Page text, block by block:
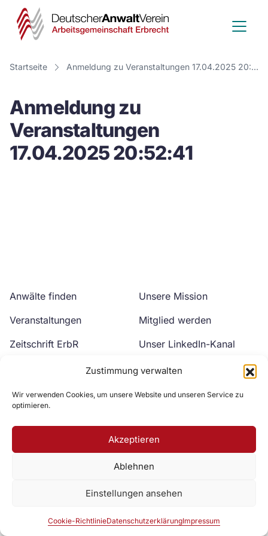
Zustimmung verwalten
Wir verwenden Cookies, um unsere Website und unseren Service zu
optimieren.
Akzeptieren
Ablehnen
Einstellungen ansehen
Cookie-RichtlinieDatenschutzerklärungImpressum
Deutscher
Anwalt
Verein
Startseite Anmeldung zu Veranstaltungen 17.04.2025 20:52:41
Anmeldung zu
Veranstaltungen
17.04.2025 20:52:41
Anwälte finden
Veranstaltungen
Zeitschrift ErbR
Unsere Mission
Mitglied werden
Unser LinkedIn-Kanal
Unser YouTube-Kanal
Zur DAV Webseite